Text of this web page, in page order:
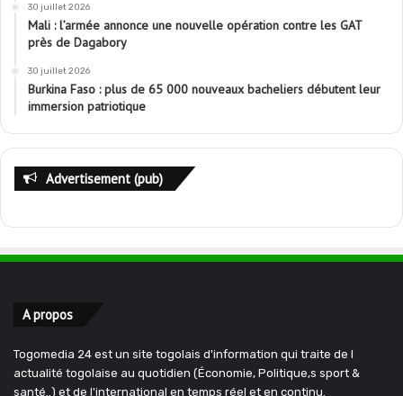
30 juillet 2026
Mali : l’armée annonce une nouvelle opération contre les GAT
près de Dagabory
30 juillet 2026
Burkina Faso : plus de 65 000 nouveaux bacheliers débutent leur
immersion patriotique
Advertisement (pub)
A propos
Togomedia 24 est un site togolais d'information qui traite de l
actualité togolaise au quotidien (Économie, Politique,s sport &
santé..) et de l'international en temps réel et en continu.